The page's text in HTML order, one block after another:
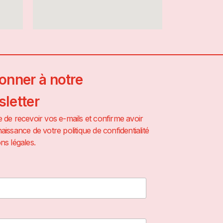
à notre
de recevoir vos e-mails et confirme avoir
de votre politique de confidentialité
légales.